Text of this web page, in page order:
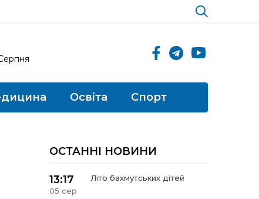
Освіта Спорт
ОСТАННІ НОВИНИ
13:17
05 сер
Літо бахмутських дітей